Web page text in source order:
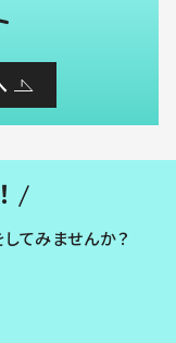
てみませんか？